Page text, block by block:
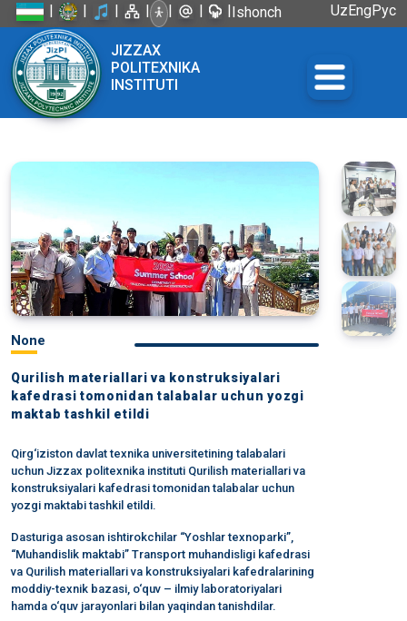
| | | | | | |Ishonch
UzEngРус
JIZZAX
POLITEXNIKA
INSTITUTI
None
Qurilish materiallari va konstruksiyalari
kafedrasi tomonidan talabalar uchun yozgi
maktab tashkil etildi
Qirg‘iziston davlat texnika universitetining talabalari
uchun Jizzax politexnika instituti Qurilish materiallari va
konstruksiyalari kafedrasi tomonidan talabalar uchun
yozgi maktabi tashkil etildi.
Dasturiga asosan ishtirokchilar “Yoshlar texnoparki”,
“Muhandislik maktabi” Transport muhandisligi kafedrasi
va Qurilish materiallari va konstruksiyalari kafedralarining
moddiy-texnik bazasi, o‘quv – ilmiy laboratoriyalari
hamda o‘quv jarayonlari bilan yaqindan tanishdilar.